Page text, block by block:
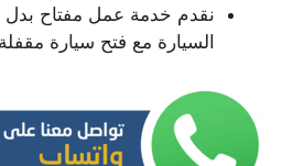
نقدم خدمة عمل مفتاح بدل
السيارة مع فتح سيارة